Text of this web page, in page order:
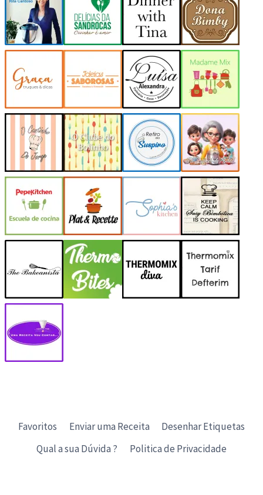
Favoritos Enviar uma Receita
Desenhar Etiquetas
Qual a sua Dúvida ?
Politica de Privacidade